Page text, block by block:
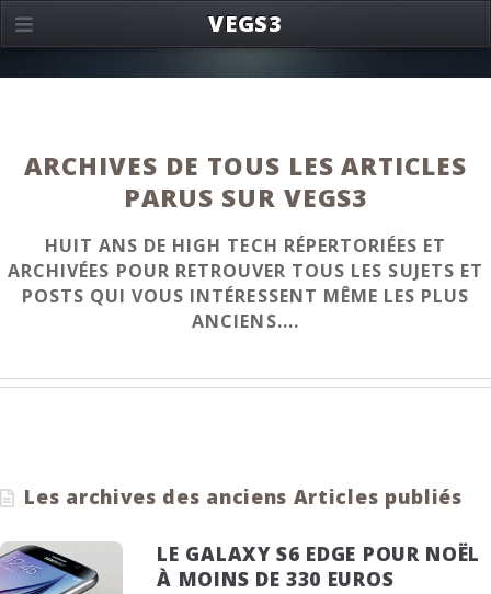
ARCHIVES DE TOUS LES ARTICLES
PARUS SUR VEGS3
HUIT ANS DE HIGH TECH RÉPERTORIÉES ET
ARCHIVÉES POUR RETROUVER TOUS LES SUJETS ET
POSTS QUI VOUS INTÉRESSENT MÊME LES PLUS
ANCIENS....
Les archives des anciens Articles publiés
LE GALAXY S6 EDGE POUR NOËL
À MOINS DE 330 EUROS
VEGS3